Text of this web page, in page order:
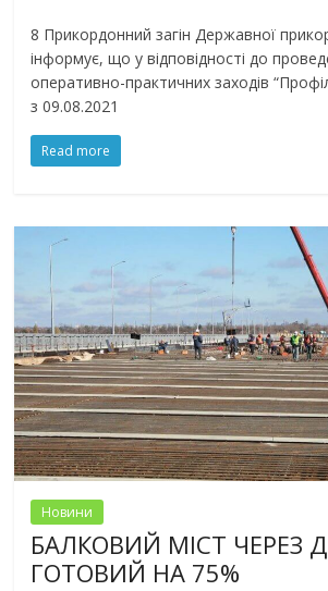
8 Прикордонний загін Державної
інформує, що у відповідності до
оперативно-практичних заходів
з 09.08.2021
Read more
Новини
БАЛКОВИЙ МІСТ ЧЕРЕЗ
ГОТОВИЙ НА 75%